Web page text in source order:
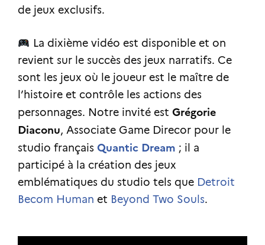
de jeux exclusifs.
La dixième vidéo est disponible et on
revient sur le succès des jeux narratifs. Ce
sont les jeux où le joueur est le maître de
l’histoire et contrôle les actions des
personnages. Notre invité est Grégorie
Diaconu, Associate Game Direcor pour le
studio français Quantic Dream ; il a
participé à la création des jeux
emblématiques du studio tels que Detroit
Becom Human et Beyond Two Souls.